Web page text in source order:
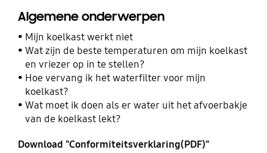
Algemene onderwerpen
Mijn koelkast werkt niet
Wat zijn de beste temperaturen om mijn koelkast
en vriezer op in te stellen?
Hoe vervang ik het waterfilter voor mijn
koelkast?
Wat moet ik doen als er water uit het afvoerbakje
van de koelkast lekt?
Download "Conformiteitsverklaring(PDF)"